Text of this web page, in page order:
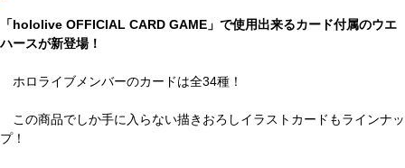
「hololive OFFICIAL CARD GAME」で使用出来るカード付属のウエ
ハースが新登場！
ホロライブメンバーのカードは全34種！
この商品でしか手に入らない描きおろしイラストカードもラインナッ
プ！